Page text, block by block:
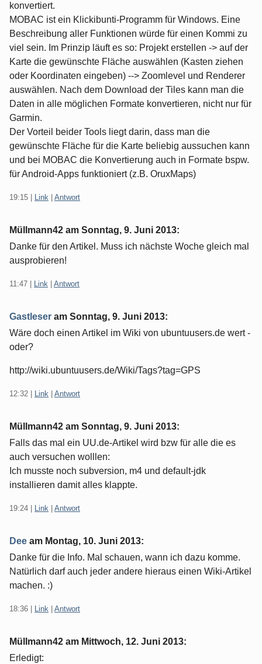
konvertiert.
MOBAC ist ein Klickibunti-Programm für Windows. Eine
Beschreibung aller Funktionen würde für einen Kommi zu
viel sein. Im Prinzip läuft es so: Projekt erstellen -> auf der
Karte die gewünschte Fläche auswählen (Kasten ziehen
oder Koordinaten eingeben) --> Zoomlevel und Renderer
auswählen. Nach dem Download der Tiles kann man die
Daten in alle möglichen Formate konvertieren, nicht nur für
Garmin.
Der Vorteil beider Tools liegt darin, dass man die
gewünschte Fläche für die Karte beliebig aussuchen kann
und bei MOBAC die Konvertierung auch in Formate bspw.
für Android-Apps funktioniert (z.B. OruxMaps)
19:15 Link Antwort
Müllmann42 am Sonntag, 9. Juni 2013:
Danke für den Artikel. Muss ich nächste Woche gleich mal
ausprobieren!
11:47 Link Antwort
Gastleser am Sonntag, 9. Juni 2013:
Wäre doch einen Artikel im Wiki von ubuntuusers.de wert -
oder?
http://wiki.ubuntuusers.de/Wiki/Tags?tag=GPS
12:32 Link Antwort
Müllmann42 am Sonntag, 9. Juni 2013:
Falls das mal ein UU.de-Artikel wird bzw für alle die es
auch versuchen wolllen:
Ich musste noch subversion, m4 und default-jdk
installieren damit alles klappte.
19:24 Link Antwort
Dee am Montag, 10. Juni 2013:
Danke für die Info. Mal schauen, wann ich dazu komme.
Natürlich darf auch jeder andere hieraus einen Wiki-Artikel
machen. :)
18:36 Link Antwort
Müllmann42 am Mittwoch, 12. Juni 2013:
Erledigt: